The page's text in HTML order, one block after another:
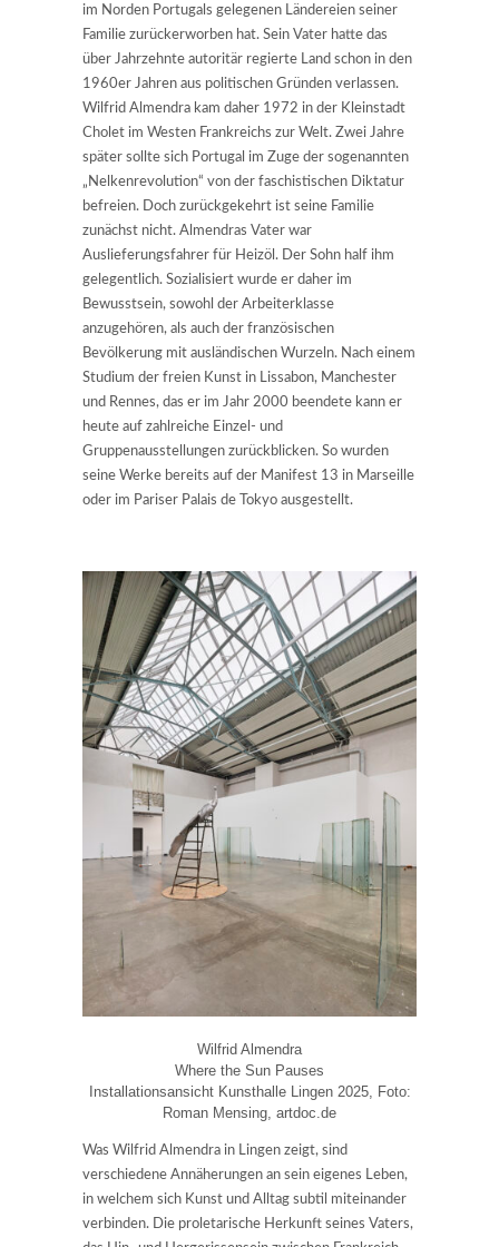
im Norden Portugals gelegenen Ländereien seiner
Familie zurückerworben hat. Sein Vater hatte das
über Jahrzehnte autoritär regierte Land schon in den
1960er Jahren aus politischen Gründen verlassen.
Wilfrid Almendra kam daher 1972 in der Kleinstadt
Cholet im Westen Frankreichs zur Welt. Zwei Jahre
später sollte sich Portugal im Zuge der sogenannten
„Nelkenrevolution“ von der faschistischen Diktatur
befreien. Doch zurückgekehrt ist seine Familie
zunächst nicht. Almendras Vater war
Auslieferungsfahrer für Heizöl. Der Sohn half ihm
gelegentlich. Sozialisiert wurde er daher im
Bewusstsein, sowohl der Arbeiterklasse
anzugehören, als auch der französischen
Bevölkerung mit ausländischen Wurzeln. Nach einem
Studium der freien Kunst in Lissabon, Manchester
und Rennes, das er im Jahr 2000 beendete kann er
heute auf zahlreiche Einzel- und
Gruppenausstellungen zurückblicken. So wurden
seine Werke bereits auf der Manifest 13 in Marseille
oder im Pariser Palais de Tokyo ausgestellt.
Wilfrid Almendra
Where the Sun Pauses
Installationsansicht Kunsthalle Lingen 2025, Foto:
Roman Mensing, artdoc.de
Was Wilfrid Almendra in Lingen zeigt, sind
verschiedene Annäherungen an sein eigenes Leben,
in welchem sich Kunst und Alltag subtil miteinander
verbinden. Die proletarische Herkunft seines Vaters,